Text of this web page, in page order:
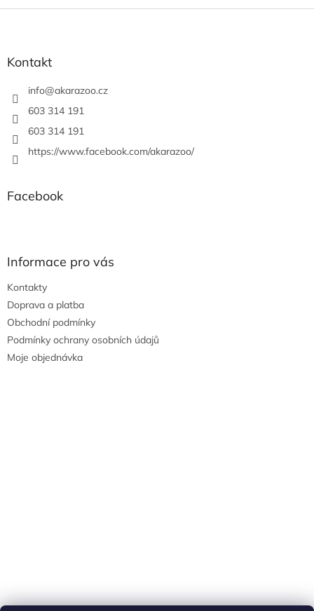
Kontakt
info@akarazoo.cz
603 314 191
603 314 191
https://www.facebook.com/akarazoo/
Facebook
Informace pro vás
Kontakty
Doprava a platba
Obchodní podmínky
Podmínky ochrany osobních údajů
Moje objednávka